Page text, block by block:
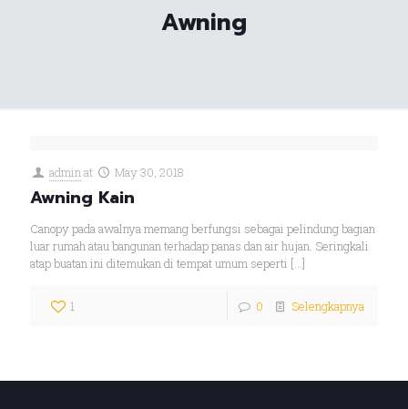
Awning
adminat May 30, 2018
Awning Kain
Canopy pada awalnya memang berfungsi sebagai pelindung bagian
luar rumah atau bangunan terhadap panas dan air hujan. Seringkali
atap buatan ini ditemukan di tempat umum seperti […]
1 0 Selengkapnya